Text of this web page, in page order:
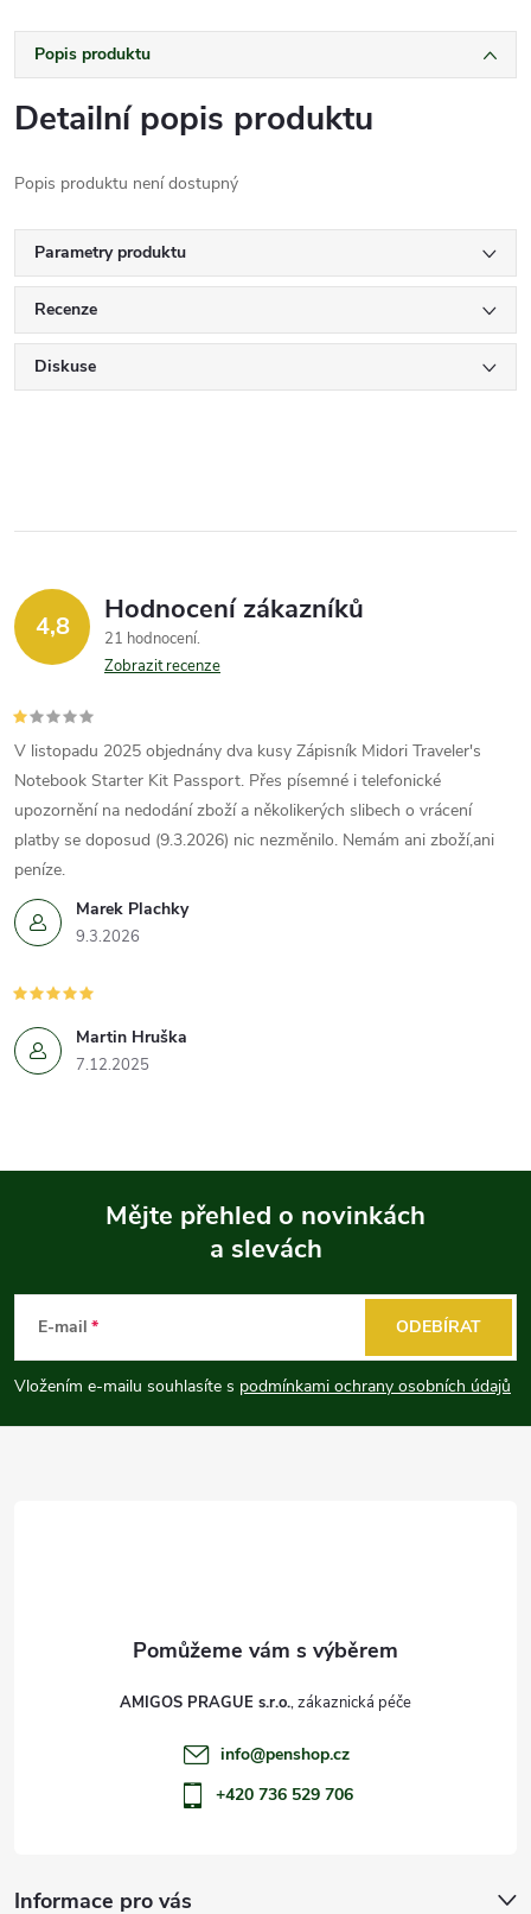
Popis produktu
Detailní popis produktu
Popis produktu není dostupný
Parametry produktu
Recenze
Diskuse
4,8 Hodnocení zákazníků
21 hodnocení
Zobrazit recenze
Marek Plachky
9.3.2026
V listopadu 2025 objednány dva kusy Zápisník Midori Traveler's
Notebook Starter Kit Passport. Přes písemné i telefonické
upozornění na nedodání zboží a několikerých slibech o vrácení
platby se doposud (9.3.2026) nic nezměnilo. Nemám ani zboží,ani
peníze.
Martin Hruška
7.12.2025
p
a
Mějte přehled o novinkách
a slevách
E-mail
Vložením e-mailu souhlasíte s podmínkami ochrany osobních údajů
ODEBÍRAT
Informace pro vás
AMIGOS PRAGUE s.r.o.
info@penshop.cz
+420 736 529 706